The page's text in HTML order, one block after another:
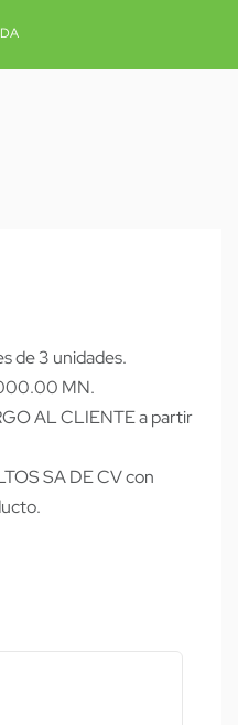
de 3 unidades.
MN.
AL CLIENTE a partir
SA DE CV con